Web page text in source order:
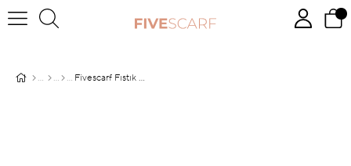
Fivescarf Fıstık Yeşili Maxi Cotton Şal